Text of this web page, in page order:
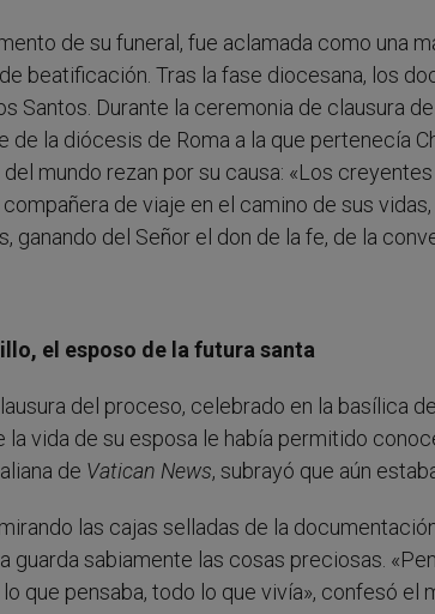
de su funeral, fue aclamada como una
beatificación. Tras la fase diocesana, los
Santos. Durante la ceremonia de clausura
de la diócesis de Roma a la que pertenecía
mundo rezan por su causa: «Los
compañera de viaje en el camino de sus
ganando del Señor el don de la fe, de la
el esposo de la futura santa
del proceso, celebrado en la basílica
la vida de su esposa le había permitido
de Vatican News, subrayó que aún
las cajas selladas de la
guarda sabiamente las cosas preciosas.
que pensaba, todo lo que vivía», confesó el